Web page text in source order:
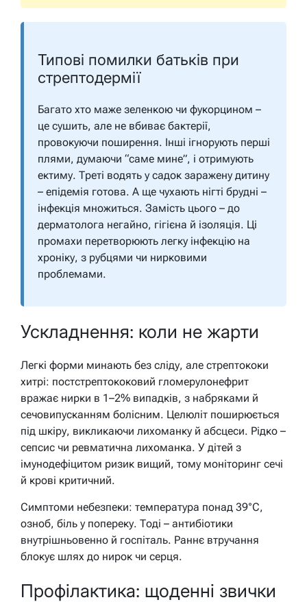
Типові помилки батьків при
стрептодермії
Багато хто маже зеленкою чи фукорцином –
це сушить, але не вбиває бактерії,
провокуючи поширення. Інші ігнорують перші
плями, думаючи “саме мине”, і отримують
ектиму. Треті водять у садок заражену дитину
– епідемія готова. А ще чухають нігті брудні –
інфекція множиться. Замість цього – до
дерматолога негайно, гігієна й ізоляція. Ці
промахи перетворюють легку інфекцію на
хроніку, з рубцями чи нирковими
проблемами.
Ускладнення: коли не жарти
Легкі форми минають без сліду, але стрептококи
хитрі: постстрептококовий гломерулонефрит
вражає нирки в 1–2% випадків, з набряками й
сечовипусканням болісним. Целюліт поширюється
під шкіру, викликаючи лихоманку й абсцеси. Рідко –
сепсис чи ревматична лихоманка. У дітей з
імунодефіцитом ризик вищий, тому моніторинг сечі
й крові критичний.
Симптоми небезпеки: температура понад 39°C,
озноб, біль у попереку. Тоді – антибіотики
внутрішньовенно й госпіталь. Раннє втручання
блокує шлях до нирок чи серця.
Профілактика: щоденні звички